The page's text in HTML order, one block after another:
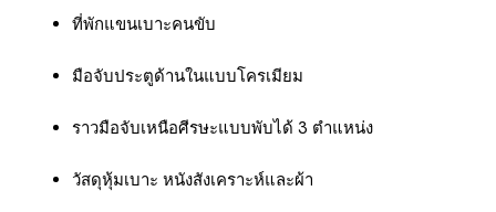
ที่พักแขนเบาะคนขับ
มือจับประตูด้านในแบบโครเมียม
ราวมือจับเหนือศีรษะแบบพับได้ 3 ตำแหน่ง
วัสดุหุ้มเบาะ หนังสังเคราะห์และผ้า